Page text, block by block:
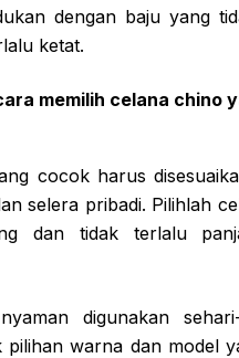
dengan baju yang
ketat.
memilih celana chino
cocok harus
selera pribadi. Pilihlah
dan tidak terlalu
digunakan
pilihan warna dan model